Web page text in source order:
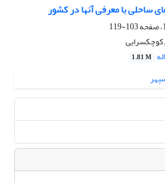
ساحلی با معرفی آنها در کشور
103-119
کوچکسرایی
1.81 M